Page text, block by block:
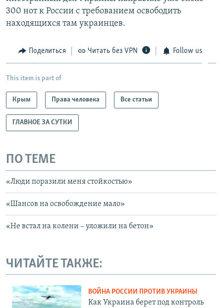
300 нот к России с требованием освободить
находящихся там украинцев.
Поделиться Читать без VPN Follow us
This item is part of
Крым Права человека Все статьи
ГЛАВНОЕ ЗА СУТКИ
ПО ТЕМЕ
«Люди поразили меня стойкостью»
«Шансов на освобождение мало»
«Не встал на колени – уложили на бетон»
ЧИТАЙТЕ ТАКЖЕ:
ВОЙНА РОССИИ ПРОТИВ УКРАИНЫ
Как Украина берет под контроль